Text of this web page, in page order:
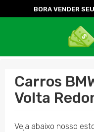
BORA VENDER
Carros
Volta
Veja abaixo nosso